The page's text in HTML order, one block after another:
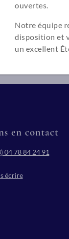
en contact
04 78 84 24 91
écrire
ouvertes.
Notre équipe
disposition et
un excellent